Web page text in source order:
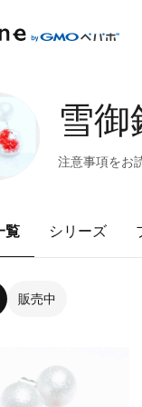
雪御
注意事項をお
覧 シリーズ
販売中